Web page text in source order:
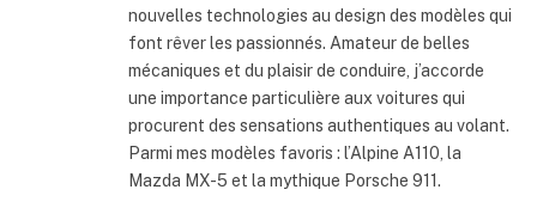
nouvelles technologies au design des modèles qui
font rêver les passionnés. Amateur de belles
mécaniques et du plaisir de conduire, j’accorde
une importance particulière aux voitures qui
procurent des sensations authentiques au volant.
Parmi mes modèles favoris : l’Alpine A110, la
Mazda MX-5 et la mythique Porsche 911.